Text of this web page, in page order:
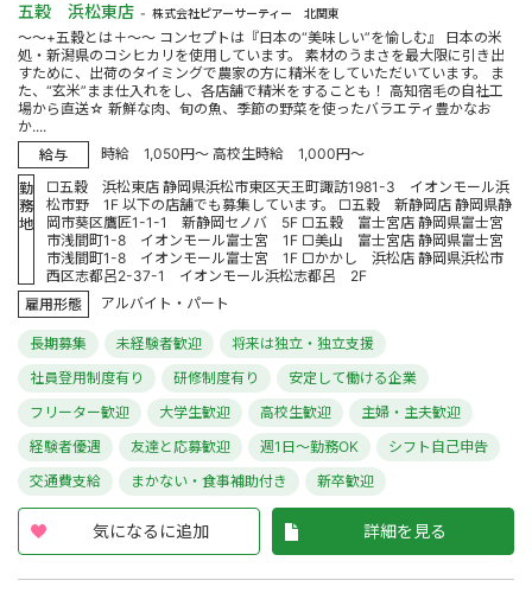
五穀 浜松東店 株式会社ピアーサーティー 北関東
～～+五穀とは＋～～ コンセプトは『日本の“美味しい”を愉しむ』 日本の米
処・新潟県のコシヒカリを使用しています。 素材のうまさを最大限に引き出
すために、出荷のタイミングで農家の方に精米をしていただいています。 ま
た、“玄米”まま仕入れをし、各店舗で精米をすることも！ 高知宿毛の自社工
場から直送☆ 新鮮な肉、旬の魚、季節の野菜を使ったバラエティ豊かなお
か....
給与
時給 1,050円～ 高校生時給 1,000円～
勤
務
地
□五穀 浜松東店 静岡県浜松市東区天王町諏訪1981-3 イオンモール浜
松市野 1F 以下の店舗でも募集しています。 □五穀 新静岡店 静岡県静
岡市葵区鷹匠1-1-1 新静岡セノバ 5F □五穀 富士宮店 静岡県富士宮
市浅間町1-8 イオンモール富士宮 1F □美山 富士宮店 静岡県富士宮
市浅間町1-8 イオンモール富士宮 1F □かかし 浜松店 静岡県浜松市
西区志都呂2-37-1 イオンモール浜松志都呂 2F
雇用形態
アルバイト・パート
長期募集 未経験者歓迎
将来は独立・独立支援
社員登用制度有り
研修制度有り
安定して働ける企業
フリーター歓迎
大学生歓迎 高校生歓迎
主婦・主夫歓迎
経験者優遇
友達と応募歓迎 週1日～勤務OK
シフト自己申告
交通費支給
まかない・食事補助付き 新卒歓迎
気になるに追加 詳細を見る